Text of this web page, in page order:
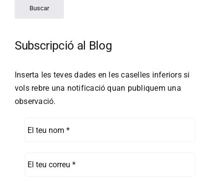
Subscripció al Blog
Inserta les teves dades en les caselles inferiors si
vols rebre una notificació quan publiquem una
observació.